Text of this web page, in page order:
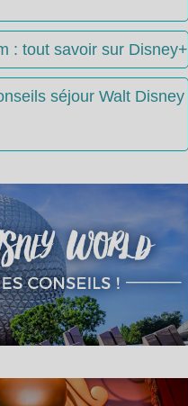
: tout savoir sur Disney+
séjour Walt Disney